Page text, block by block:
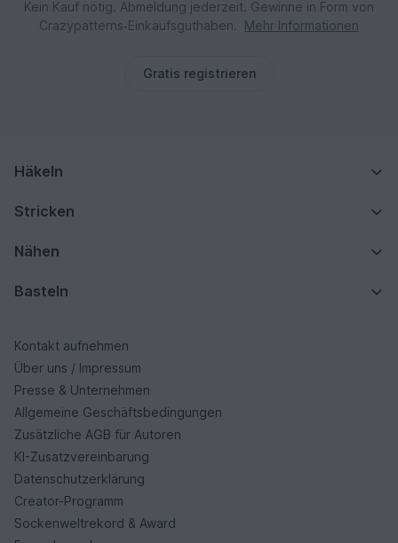
Kein Kauf nötig. Abmeldung jederzeit. Gewinne in Form von
Crazypatterns‑Einkaufsguthaben.
Mehr Informationen
Gratis registrieren
Häkeln
Stricken
Nähen
Basteln
Kontakt aufnehmen
Über uns / Impressum
Presse & Unternehmen
Allgemeine Geschäftsbedingungen
Zusätzliche AGB für Autoren
KI-Zusatzvereinbarung
Datenschutzerklärung
Creator-Programm
Sockenweltrekord & Award